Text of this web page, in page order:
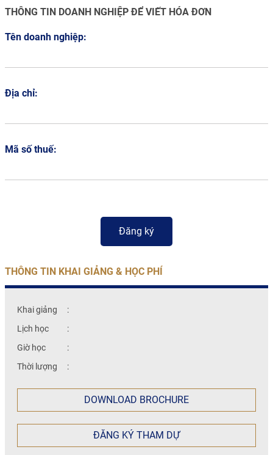
THÔNG TIN KHAI GIẢNG & HỌC PHÍ
Khai giảng
:
Lịch học
:
Giờ học
:
Thời lượng
:
DOWNLOAD BROCHURE
ĐĂNG KÝ THAM DỰ
THÔNG TIN DOANH NGHIỆP ĐỂ VIẾT HÓA ĐƠN
Tên doanh nghiệp:
Địa chỉ:
Mã số thuế: